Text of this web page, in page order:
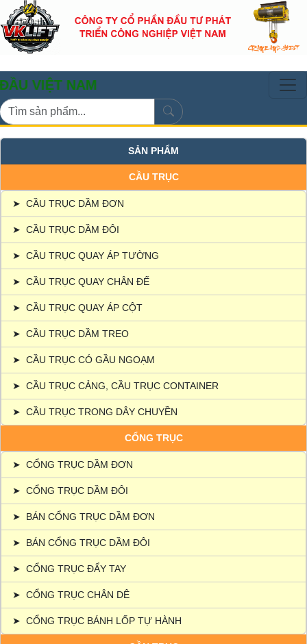
NAM
SẢN PHẨM
CẦU TRỤC
➤ CẦU TRỤC DẦM ĐƠN
➤ CẦU TRỤC DẦM ĐÔI
➤ CẦU TRỤC QUAY ÁP TƯỜNG
➤ CẦU TRỤC QUAY CHÂN ĐẾ
➤ CẦU TRỤC QUAY ÁP CỘT
➤ CẦU TRỤC DẦM TREO
➤ CẦU TRỤC CÓ GẦU NGOẠM
➤ CẦU TRỤC CẢNG, CẦU TRỤC CONTAINER
➤ CẦU TRỤC TRONG DÂY CHUYỀN
CỔNG TRỤC
➤ CỔNG TRỤC DẦM ĐƠN
➤ CỔNG TRỤC DẦM ĐÔI
➤ BÁN CỔNG TRỤC DẦM ĐƠN
➤ BÁN CỔNG TRỤC DẦM ĐÔI
➤ CỔNG TRỤC ĐẨY TAY
➤ CỔNG TRỤC CHÂN DÊ
➤ CỔNG TRỤC BÁNH LỐP TỰ HÀNH